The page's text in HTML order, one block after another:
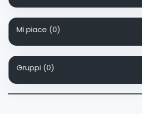
Mi piace (0)
Gruppi (0)